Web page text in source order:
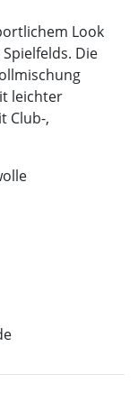
Look
Die
leichter
Club-,